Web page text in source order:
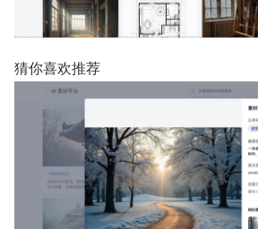
猜你喜欢推荐